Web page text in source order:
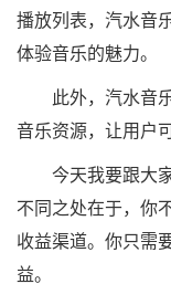
播放列表，汽水音
体验音乐的魅力。
此外，汽水音乐
音乐资源，让用户
今天我要跟大家
不同之处在于，你
收益渠道。你只需
益。